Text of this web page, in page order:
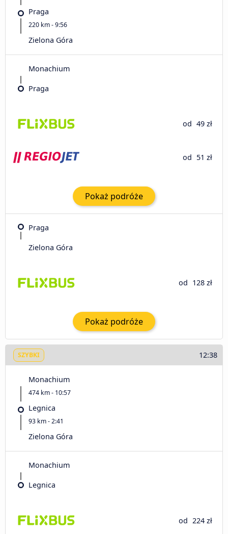
Praga
220 km - 9:56
Zielona Góra
Monachium
Praga
od 49 zł
od 51 zł
Pokaż podróże
Praga
Zielona Góra
od 128 zł
Pokaż podróże
SZYBKI 12:38
Monachium
474 km - 10:57
Legnica
93 km - 2:41
Zielona Góra
Monachium
Legnica
od 224 zł